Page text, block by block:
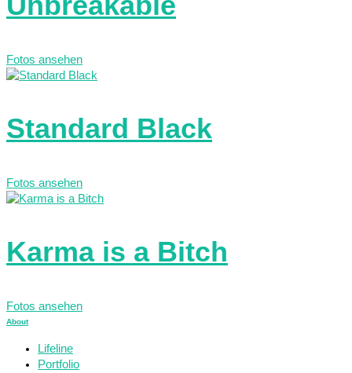
Fotos ansehen
Standard Black
Fotos ansehen
Karma is a Bitch
Fotos ansehen
About
Lifeline
Portfolio